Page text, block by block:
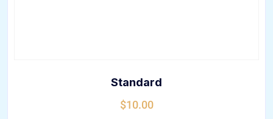
Standard
$10.00